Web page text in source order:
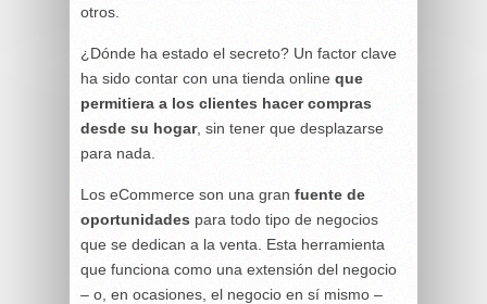
otros.
¿Dónde ha estado el secreto? Un factor clave
ha sido contar con una tienda online que
permitiera a los clientes hacer compras
desde su hogar, sin tener que desplazarse
para nada.
Los eCommerce son una gran fuente de
oportunidades para todo tipo de negocios
que se dedican a la venta. Esta herramienta
que funciona como una extensión del negocio
– o, en ocasiones, el negocio en sí mismo –